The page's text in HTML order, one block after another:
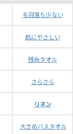
毛羽落ち少ない
肌にやさしい
残糸タオル
さらさら
リネン
大きめバスタオル